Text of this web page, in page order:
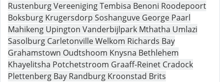
Rustenburg Vereeniging Tembisa Benoni Roodepoort
Boksburg Krugersdorp Soshanguve George Paarl
Mahikeng Upington Vanderbijlpark Mthatha Umlazi
Sasolburg Carletonville Welkom Richards Bay
Grahamstown Oudtshoom Knysna Bethlehem
Khayelitsha Potchetstroom Graaff-Reinet Cradock
Plettenberg Bay Randburg Kroonstad Brits